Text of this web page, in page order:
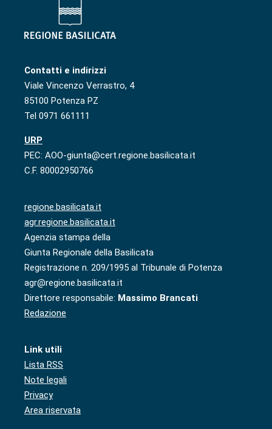
Contatti e indirizzi
Viale Vincenzo Verrastro, 4
85100 Potenza PZ
Tel 0971 661111
URP
PEC: AOO-giunta@cert.regione.basilicata.it
C.F. 80002950766
regione.basilicata.it
agr.regione.basilicata.it
Agenzia stampa della
Giunta Regionale della Basilicata
Registrazione n. 209/1995 al Tribunale di Potenza
agr@regione.basilicata.it
Direttore responsabile: Massimo Brancati
Redazione
Link utili
Lista RSS
Note legali
Privacy
Area riservata